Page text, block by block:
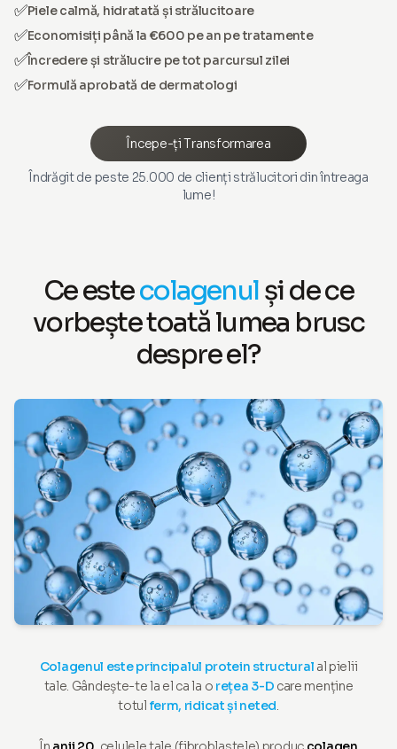
✅Piele calmă, hidratată și strălucitoare
✅Economisiți până la €600 pe an pe tratamente
✅Încredere și strălucire pe tot parcursul zilei
✅Formulă aprobată de dermatologi
Începe-ți Transformarea
Îndrăgit de peste 25.000 de clienți strălucitori din întreaga
lume!
Ce estecolagenulși de ce
vorbește toată lumea brusc
despre el?
Colagenul este principalul protein structural al pielii
tale. Gândește-te la el ca la o rețea 3-D care menține
totul ferm, ridicat și neted.